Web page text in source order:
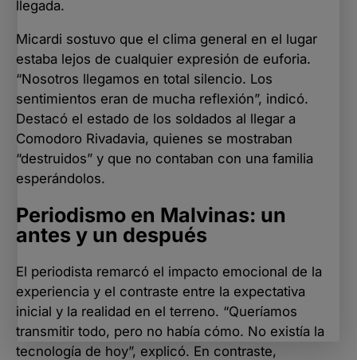
llegada.
Micardi sostuvo que el clima general en el lugar
estaba lejos de cualquier expresión de euforia.
“Nosotros llegamos en total silencio. Los
sentimientos eran de mucha reflexión”, indicó.
Destacó el estado de los soldados al llegar a
Comodoro Rivadavia, quienes se mostraban
“destruidos” y que no contaban con una familia
esperándolos.
Periodismo en Malvinas: un
antes y un después
El periodista remarcó el impacto emocional de la
experiencia y el contraste entre la expectativa
inicial y la realidad en el terreno. “Queríamos
transmitir todo, pero no había cómo. No existía la
tecnología de hoy”, explicó. En contraste,